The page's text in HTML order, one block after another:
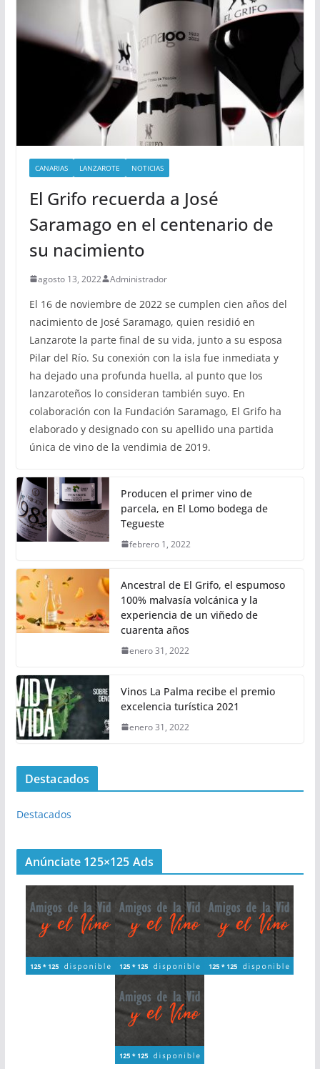
CANARIAS LANZAROTE NOTICIAS
El Grifo recuerda a José
Saramago en el centenario de
su nacimiento
agosto 13, 2022 Administrador
El 16 de noviembre de 2022 se cumplen cien años del
nacimiento de José Saramago, quien residió en
Lanzarote la parte final de su vida, junto a su esposa
Pilar del Río. Su conexión con la isla fue inmediata y
ha dejado una profunda huella, al punto que los
lanzaroteños lo consideran también suyo. En
colaboración con la Fundación Saramago, El Grifo ha
elaborado y designado con su apellido una partida
única de vino de la vendimia de 2019.
Producen el primer vino de
parcela, en El Lomo bodega de
Tegueste
febrero 1, 2022
Ancestral de El Grifo, el espumoso
100% malvasía volcánica y la
experiencia de un viñedo de
cuarenta años
enero 31, 2022
Vinos La Palma recibe el premio
excelencia turística 2021
enero 31, 2022
Destacados
Destacados
Anúnciate 125×125 Ads